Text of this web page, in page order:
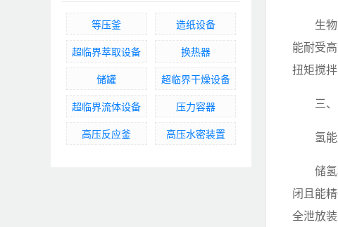
等压釜
造纸设备
超临界萃取设备
换热器
储罐
超临界干燥设备
超临界流体设备
压力容器
高压反应釜
高压水密装置
生
能耐受
扭矩搅
三
氢
储
闭且能
全泄放